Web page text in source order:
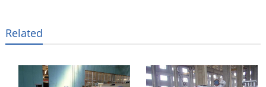
Related